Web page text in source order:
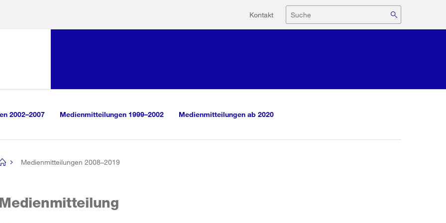
Hilfsnavigation
Kontakt Suche
2002–2007 Medienmitteilungen 1999–2002 Medienmitteilungen ab 2020
Medienmitteilungen 2008–2019